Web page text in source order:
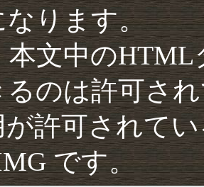
なります。
文中のHTML
るのは許可さ
許可されて
です。